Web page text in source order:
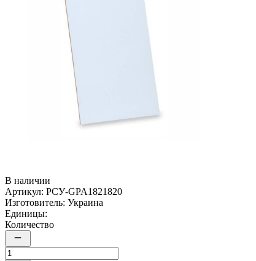
В наличии
Артикул: РСУ-GPA1821820
Изготовитель: Украина
Единицы:
Количество